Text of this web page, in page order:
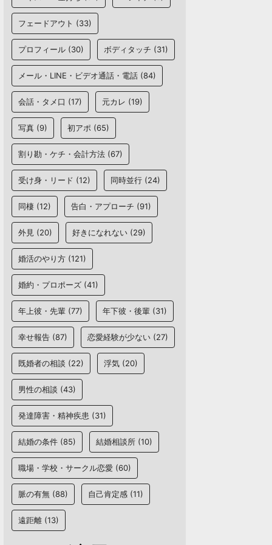
フェードアウト (33)
プロフィール (30) ボディタッチ (31)
メール・LINE・ビデオ通話・電話 (84)
会話・タメ口 (17) 元カレ (19)
写真 (9) 初アポ (65)
割り勘・ケチ・会計方法 (67)
受け身・リード (12) 同時並行 (24)
同棲 (12) 告白・アプローチ (91)
外見 (20) 好きになれない (29)
婚活のやり方 (121)
婚約・プロポーズ (41)
年上彼・先輩 (77) 年下彼・後輩 (31)
幸せ報告 (87) 恋愛経験が少ない (27)
既婚者の相談 (22) 浮気 (20)
男性の相談 (43)
発達障害・精神疾患 (31)
結婚の条件 (85) 結婚相談所 (10)
職場・学校・サークル恋愛 (60)
脈の有無 (88) 自己肯定感 (11)
遠距離 (13)